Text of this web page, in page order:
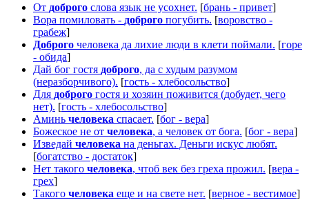
От доброго слова язык не усохнет. [брань - привет]
Вора помиловать - доброго погубить. [воровство -
грабеж]
Доброго человека да лихие люди в клети поймали. [горе
- обида]
Дай бог гостя доброго, да с худым разумом
(неразборчивого). [гость - хлебосольство]
Для доброго гостя и хозяин поживится (добудет, чего
нет). [гость - хлебосольство]
Аминь человека спасает. [бог - вера]
Божеское не от человека, а человек от бога. [бог - вера]
Изведай человека на деньгах. Деньги искус любят.
[богатство - достаток]
Нет такого человека, чтоб век без греха прожил. [вера -
грех]
Такого человека еще и на свете нет. [верное - вестимое]